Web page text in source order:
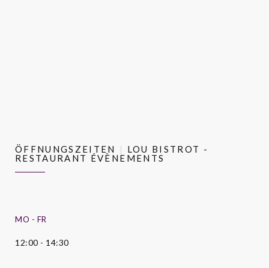
ÖFFNUNGSZEITEN
LOU BISTROT -
RESTAURANT ÉVÈNEMENTS
MO - FR
12:00 - 14:30